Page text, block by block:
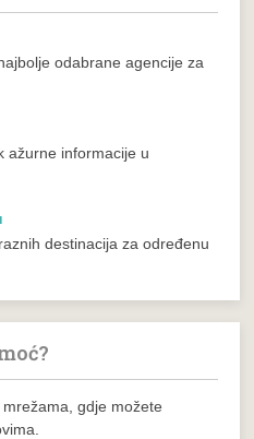
odabrane agencije za
ažurne informacije u
destinacija za određenu
gdje možete